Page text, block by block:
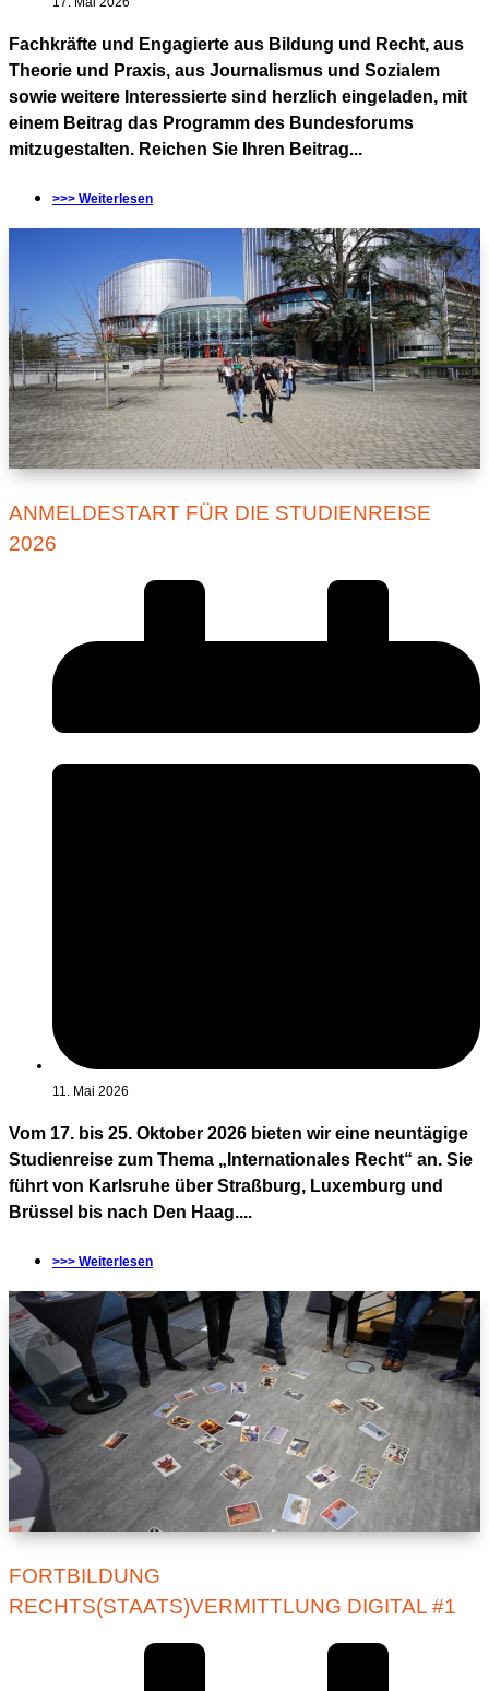
Fachkräfte und Engagierte aus Bildung und Recht, aus
Theorie und Praxis, aus Journalismus und Sozialem
sowie weitere Interessierte sind herzlich eingeladen, mit
einem Beitrag das Programm des Bundesforums
mitzugestalten. Reichen Sie Ihren Beitrag...
>>> Weiterlesen
ANMELDESTART FÜR DIE STUDIENREISE
2026
11. Mai 2026
Vom 17. bis 25. Oktober 2026 bieten wir eine neuntägige
Studienreise zum Thema „Internationales Recht“ an. Sie
führt von Karlsruhe über Straßburg, Luxemburg und
Brüssel bis nach Den Haag....
>>> Weiterlesen
FORTBILDUNG
RECHTS(STAATS)VERMITTLUNG DIGITAL #1